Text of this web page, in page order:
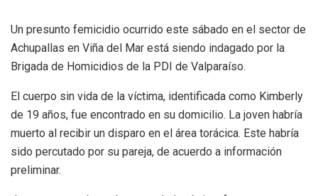
Un presunto femicidio ocurrido este sábado en el sector de
Achupallas en Viña del Mar está siendo indagado por la
Brigada de Homicidios de la PDI de Valparaíso.
El cuerpo sin vida de la víctima, identificada como Kimberly
de 19 años, fue encontrado en su domicilio. La joven habría
muerto al recibir un disparo en el área torácica. Este habría
sido percutado por su pareja, de acuerdo a información
preliminar.